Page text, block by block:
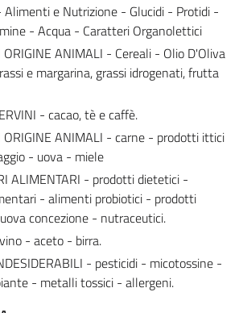
Alimenti e Nutrizione - Glucidi - Protidi -
- Acqua - Caratteri Organolettici
ANIMALI - Cereali - Olio D'Oliva
e margarina, grassi idrogenati, frutta
- cacao, tè e caffè.
ORIGINE ANIMALI - carne - prodotti ittici
- uova - miele
ALIMENTARI - prodotti dietetici -
- alimenti probiotici - prodotti
concezione - nutraceutici.
- aceto - birra.
- pesticidi - micotossine -
- metalli tossici - allergeni.